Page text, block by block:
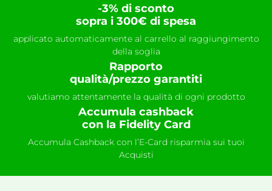
-3% di sconto
sopra i 300€ di spesa
applicato automaticamente al carrello al raggiungimento
della soglia
Rapporto
qualità/prezzo garantiti
valutiamo attentamente la qualità di ogni prodotto
Accumula cashback
con la Fidelity Card
Accumula Cashback con l’E-Card risparmia sui tuoi
Acquisti